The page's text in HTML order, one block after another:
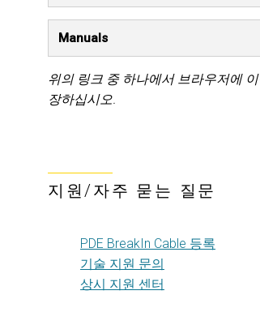
Manuals
위의 링크 중 하나에서 브라우저에
장하십시오.
지원/자주 묻는 질문
PDE BreakIn Cable 등록
기술 지원 문의
상시 지원 센터